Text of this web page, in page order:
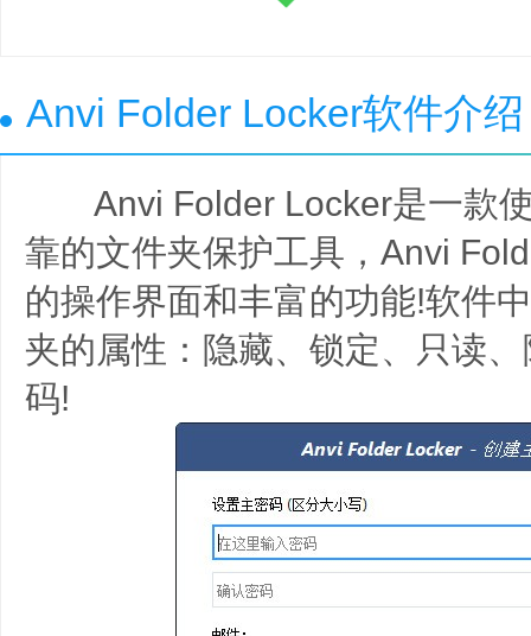
Anvi Folder Locker软件介绍
Anvi Folder Locker是一款使
靠的文件夹保护工具，Anvi
的操作界面和丰富的功能!软件
夹的属性：隐藏、锁定、只读
码!